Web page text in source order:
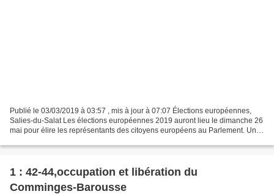
Publié le 03/03/2019 à 03:57 , mis à jour à 07:07 Élections européennes,
Salies-du-Salat Les élections européennes 2019 auront lieu le dimanche 26
mai pour élire les représentants des citoyens européens au Parlement. Une
1 : 42-44,occupation et libération du
Comminges-Barousse